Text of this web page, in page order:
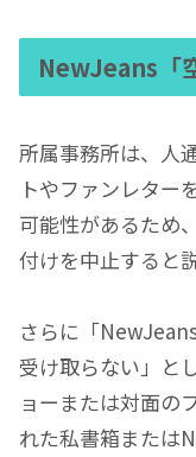
NewJeans「
所属事務所は、人
トやファンレター
可能性があるため
付けを中止すると
さらに「
受け取らない」と
ョーまたは対面の
れた私書箱または